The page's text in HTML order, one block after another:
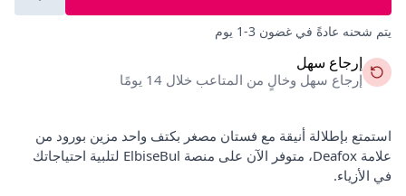
يتم شحنه عادةً في غضون 3-1 يوم
إرجاع سهل
إرجاع سهل وخالٍ من المتاعب خلال 14 يومًا
استمتع بإطلالة أنيقة مع فستان مصغر بكتف واحد مزين بورود من
علامة Deafox، متوفر الآن على منصة ElbiseBul لتلبية احتياجاتك
في الأزياء.